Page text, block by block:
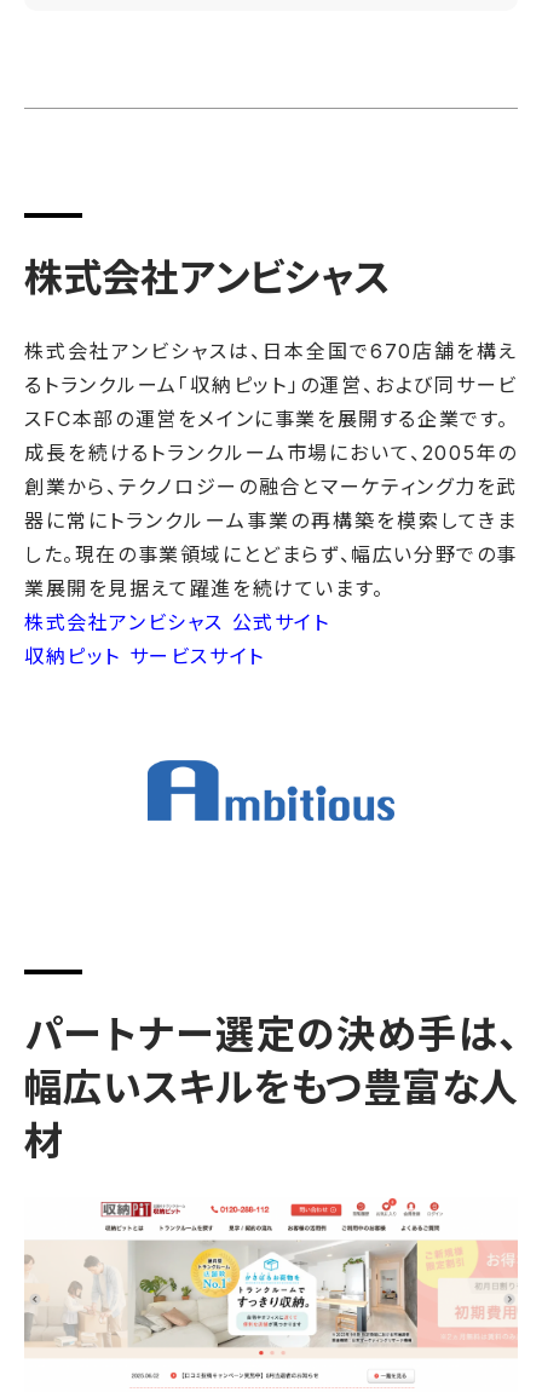
株式会社アンビシャス
株式会社アンビシャスは、日本全国で670店舗を構え
るトランクルーム「収納ピット」の運営、および同サービ
スFC本部の運営をメインに事業を展開する企業です。
成長を続けるトランクルーム市場において、2005年の
創業から、テクノロジーの融合とマーケティング力を武
器に常にトランクルーム事業の再構築を模索してきま
した。現在の事業領域にとどまらず、幅広い分野での事
業展開を見据えて躍進を続けています。
株式会社アンビシャス 公式サイト
収納ピット サービスサイト
パートナー選定の決め手は、
幅広いスキルをもつ豊富な人
材